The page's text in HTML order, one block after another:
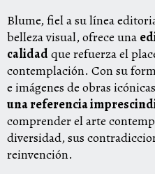
Blume, fiel a su línea
belleza visual, ofrece una
calidadque refuerza el
contemplación. Con su
e imágenes de obras
una referencia
comprender el arte
diversidad, sus
reinvención.